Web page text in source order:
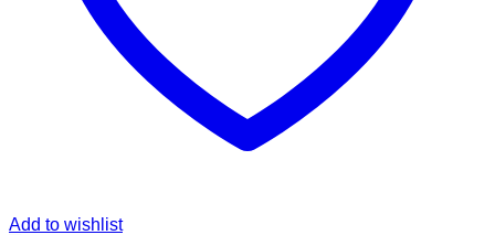
Add to wishlist